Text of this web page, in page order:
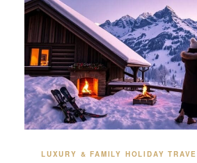
LUXURY & FAMILY HOLIDAY